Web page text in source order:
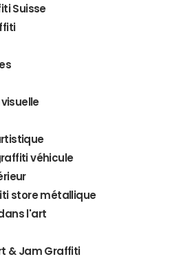
Suisse
véhicule
store métallique
l'art
& Jam Graffiti